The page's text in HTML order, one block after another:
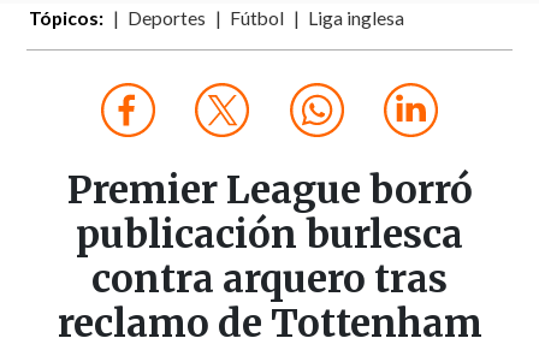
Tópicos: Deportes Fútbol Liga inglesa
Premier League borró
publicación burlesca
contra arquero tras
reclamo de Tottenham